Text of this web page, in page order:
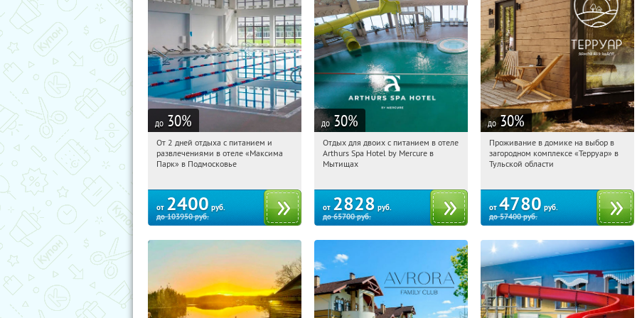
до 30%
05:49:48 Купили:
Московская обл., Дмитровский р-н, д.
От 2 дней отдыха с питанием и
развлечениями в отеле «Максима
Парк» в Подмосковье
от 2400 руб.
до103950руб.
до 30%
05:49:48
Купи первым!
Московская обл., г. Мытищи, д.
Отдых для двоих с питанием в отеле
Arthurs Spa Hotel by Mercure в
Мытищах
от 2828 руб.
до65700руб.
до 30%
05:49:48 Купили:
Тульская обл., Ясногорский р-н, с.
Проживание в домике на выбор в
загородном комплексе «Терруар» в
Тульской области
от 4780 руб.
до57400руб.